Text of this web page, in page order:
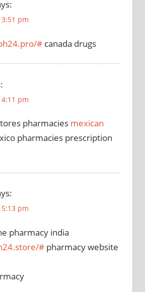
pm
# canada drugs
pm
pharmacies mexican
pharmacies prescription
pm
pharmacy india
# pharmacy website